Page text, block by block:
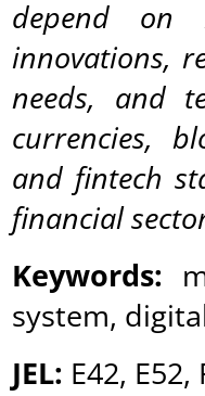
depend on
innovations,
needs, and
currencies,
and fintech
financial
Keywords:
system,
JEL: E42, E52,